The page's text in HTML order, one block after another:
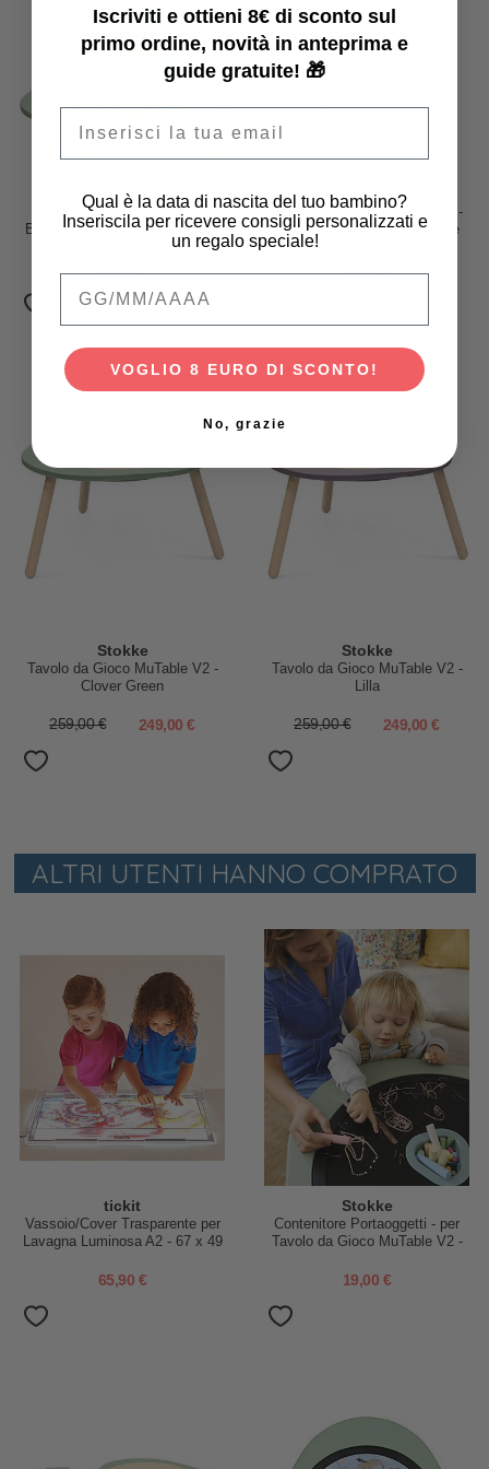
Stokke
Struttura per Casa delle
Bambole - per Tavolo da Gioco
Stokke
Tavola per Pasta Modellabile -
per Tavolo da Gioco MuTable
Stokke
Tavolo da Gioco MuTable V2 -
Clover Green
259,00 € 249,00 €
Stokke
Tavolo da Gioco MuTable V2 -
Lilla
259,00 € 249,00 €
ALTRI UTENTI HANNO COMPRATO
tickit
Vassoio/Cover Trasparente per
Lavagna Luminosa A2 - 67 x 49
65,90 €
Stokke
Contenitore Portaoggetti - per
Tavolo da Gioco MuTable V2 -
19,00 €
Iscriviti e ottieni 8€ di sconto sul
primo ordine, novità in anteprima e
guide gratuite! 🎁
Qual è la data di nascita del tuo bambino?
Inseriscila per ricevere consigli personalizzati e
un regalo speciale!
VOGLIO 8 EURO DI SCONTO!
No, grazie